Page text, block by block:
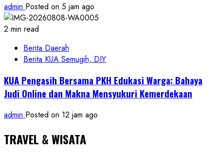
admin Posted on 5 jam ago
2 min read
Berita Daerah
Berita KUA Semugih, DIY
KUA Pengasih Bersama PKH Edukasi Warga: Bahaya
Judi Online dan Makna Mensyukuri Kemerdekaan
admin Posted on 12 jam ago
TRAVEL & WISATA